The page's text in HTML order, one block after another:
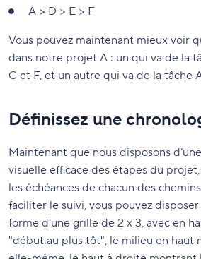
A > D > E > F
Vous pouvez maintenant mieux voir
dans notre projet A : un qui va de la
C et F, et un autre qui va de la tâche
Définissez une
Maintenant que nous disposons
visuelle efficace des étapes du
les échéances de chacun des
faciliter le suivi, vous pouvez
forme d'une grille de 2 x 3, avec en
"début au plus tôt", le milieu en haut